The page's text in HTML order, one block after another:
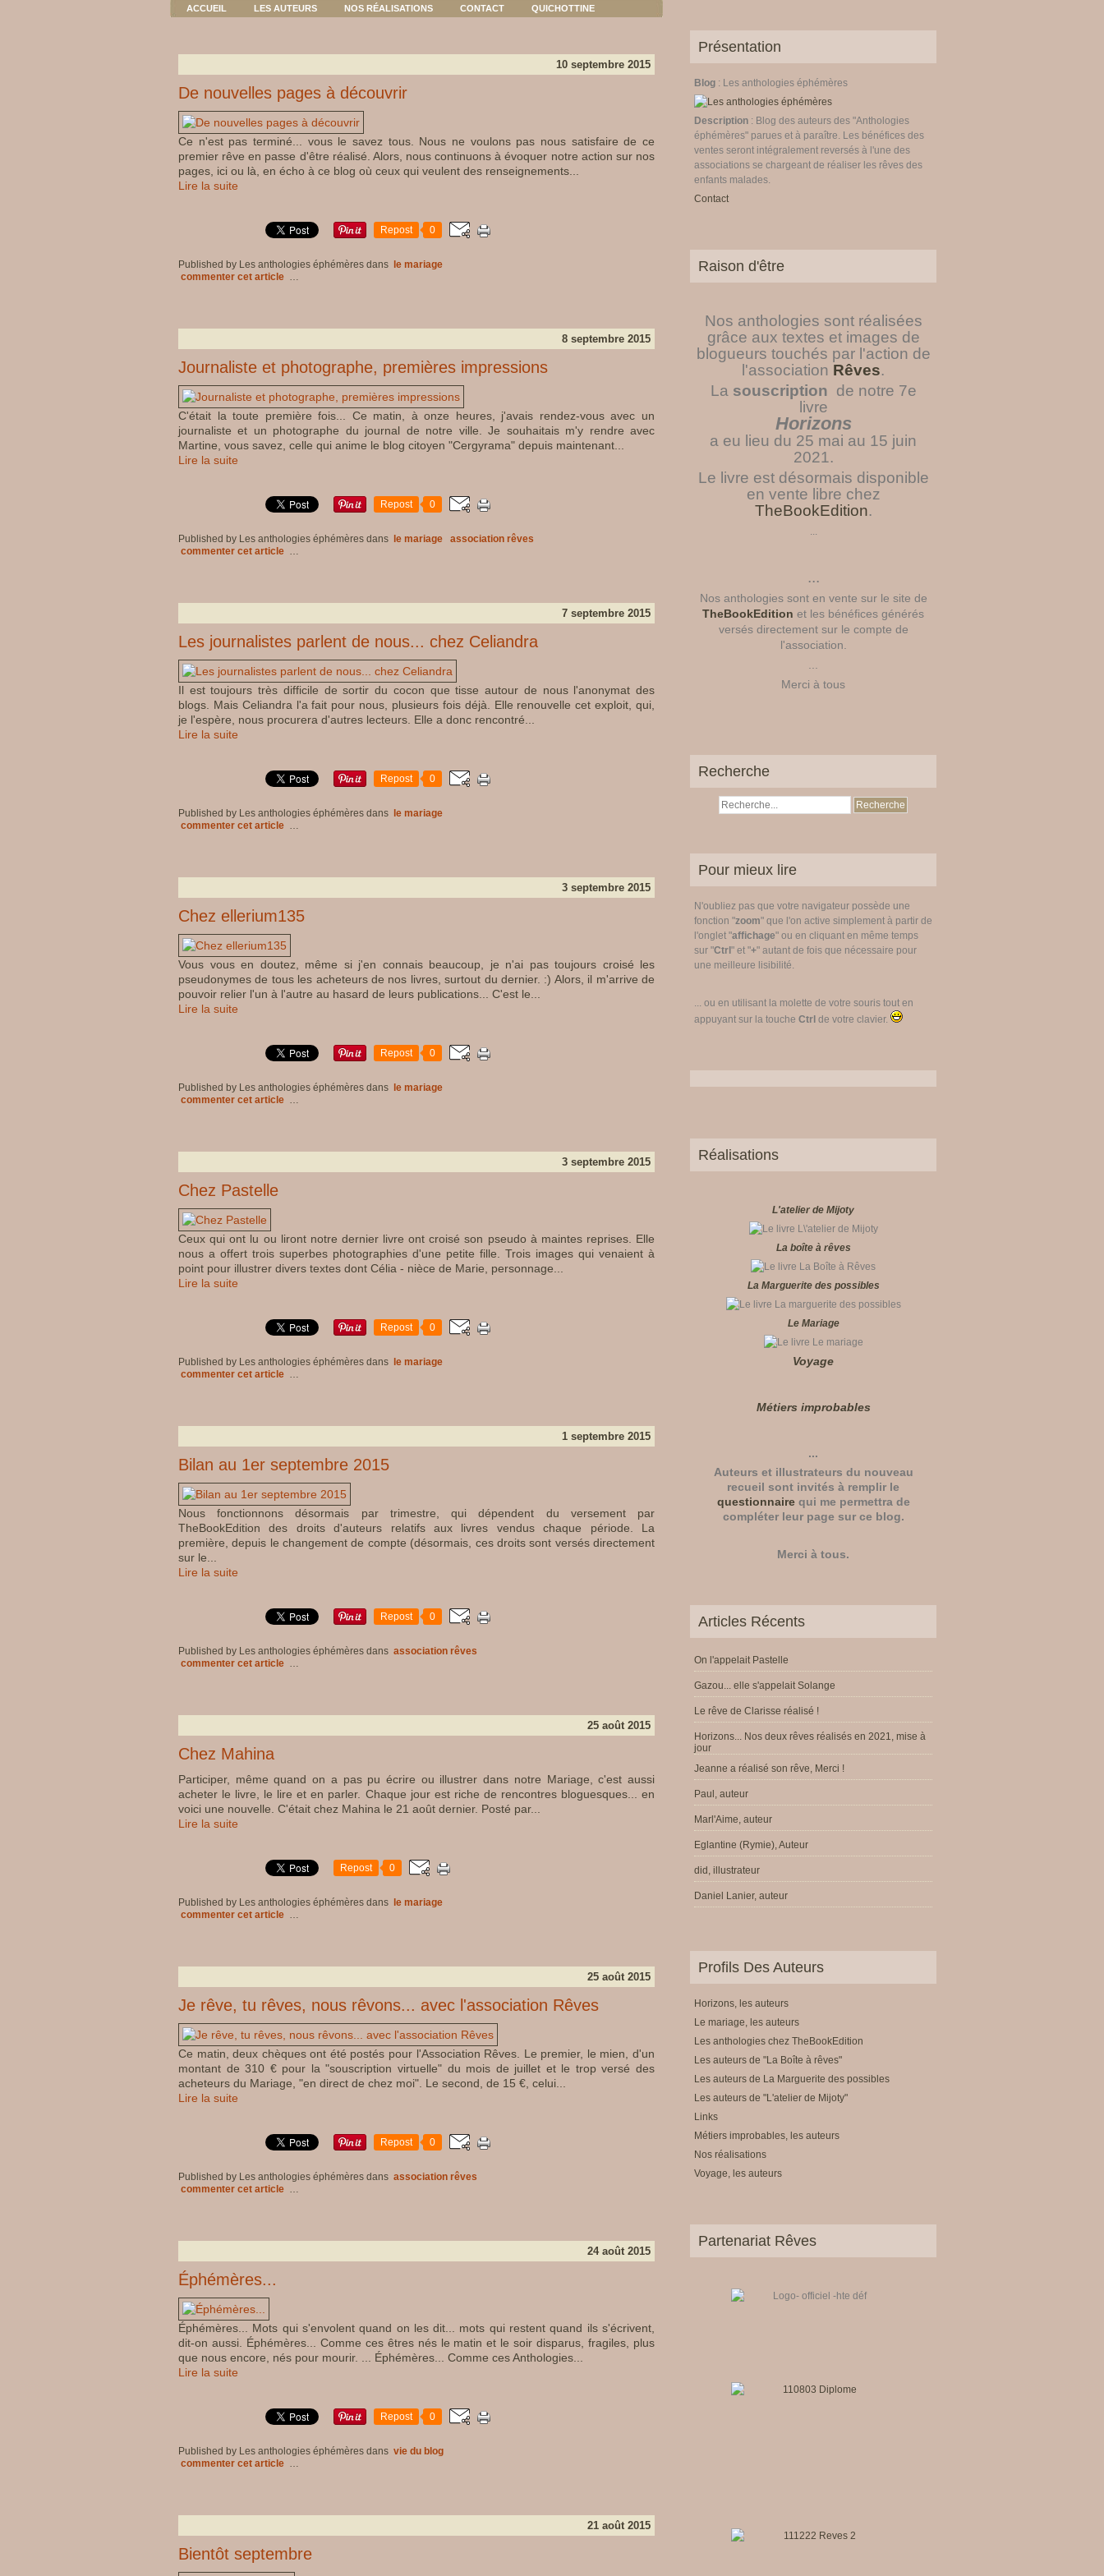
ACCUEIL LES AUTEURS NOS RÉALISATIONS CONTACT QUICHOTTINE
10 septembre 2015
De nouvelles pages à découvrir
Ce n'est pas terminé... vous le savez tous. Nous ne voulons pas nous satisfaire de ce
premier rêve en passe d'être réalisé. Alors, nous continuons à évoquer notre action sur nos
pages, ici ou là, en écho à ce blog où ceux qui veulent des renseignements...
Lire la suite
Repost 0
Published by Les anthologies éphémères dans
le mariage
commenter cet article …
8 septembre 2015
Journaliste et photographe, premières impressions
C'était la toute première fois... Ce matin, à onze heures, j'avais rendez-vous avec un
journaliste et un photographe du journal de notre ville. Je souhaitais m'y rendre avec
Martine, vous savez, celle qui anime le blog citoyen "Cergyrama" depuis maintenant...
Lire la suite
Repost 0
Published by Les anthologies éphémères dans le mariage
association rêves
commenter cet article …
7 septembre 2015
Les journalistes parlent de nous... chez Celiandra
Il est toujours très difficile de sortir du cocon que tisse autour de nous l'anonymat des
blogs. Mais Celiandra l'a fait pour nous, plusieurs fois déjà. Elle renouvelle cet exploit, qui,
je l'espère, nous procurera d'autres lecteurs. Elle a donc rencontré...
Lire la suite
Repost 0
Published by Les anthologies éphémères dans
le mariage
commenter cet article …
3 septembre 2015
Chez ellerium135
Vous vous en doutez, même si j'en connais beaucoup, je n'ai pas toujours croisé les
pseudonymes de tous les acheteurs de nos livres, surtout du dernier. :) Alors, il m'arrive de
pouvoir relier l'un à l'autre au hasard de leurs publications... C'est le...
Lire la suite
Repost 0
Published by Les anthologies éphémères dans
le mariage
commenter cet article …
3 septembre 2015
Chez Pastelle
Ceux qui ont lu ou liront notre dernier livre ont croisé son pseudo à maintes reprises. Elle
nous a offert trois superbes photographies d'une petite fille. Trois images qui venaient à
point pour illustrer divers textes dont Célia - nièce de Marie, personnage...
Lire la suite
Repost 0
Published by Les anthologies éphémères dans
le mariage
commenter cet article …
1 septembre 2015
Bilan au 1er septembre 2015
Nous fonctionnons désormais par trimestre, qui dépendent du versement par
TheBookEdition des droits d'auteurs relatifs aux livres vendus chaque période. La
première, depuis le changement de compte (désormais, ces droits sont versés directement
sur le...
Lire la suite
Repost 0
Published by Les anthologies éphémères dans association rêves
commenter cet article …
25 août 2015
Chez Mahina
Participer, même quand on a pas pu écrire ou illustrer dans notre Mariage, c'est aussi
acheter le livre, le lire et en parler. Chaque jour est riche de rencontres bloguesques... en
voici une nouvelle. C'était chez Mahina le 21 août dernier. Posté par...
Lire la suite
Repost 0
Published by Les anthologies éphémères dans
le mariage
commenter cet article …
25 août 2015
Je rêve, tu rêves, nous rêvons... avec l'association Rêves
Ce matin, deux chèques ont été postés pour l'Association Rêves. Le premier, le mien, d'un
montant de 310 € pour la "souscription virtuelle" du mois de juillet et le trop versé des
acheteurs du Mariage, "en direct de chez moi". Le second, de 15 €, celui...
Lire la suite
Repost 0
Published by Les anthologies éphémères dans association rêves
commenter cet article …
24 août 2015
Éphémères...
Éphémères... Mots qui s'envolent quand on les dit... mots qui restent quand ils s'écrivent,
dit-on aussi. Éphémères... Comme ces êtres nés le matin et le soir disparus, fragiles, plus
que nous encore, nés pour mourir. ... Éphémères... Comme ces Anthologies...
Lire la suite
Repost 0
Published by Les anthologies éphémères dans vie du blog
commenter cet article …
21 août 2015
Bientôt septembre
Présentation
Blog : Les anthologies éphémères
Description : Blog des auteurs des "Anthologies
éphémères" parues et à paraître. Les bénéfices des
ventes seront intégralement reversés à l'une des
associations se chargeant de réaliser les rêves des
enfants malades.
Contact
Raison d'être
Nos anthologies sont réalisées
grâce aux textes et images de
blogueurs touchés par l'action de
l'association Rêves.
La souscription de notre 7e
livre
Horizons
a eu lieu du 25 mai au 15 juin
2021.
Le livre est désormais disponible
en vente libre chez
TheBookEdition.
...
...
Nos anthologies sont en vente sur le site de
TheBookEdition et les bénéfices générés
versés directement sur le compte de
l'association.
Merci à tous
Recherche
Pour mieux lire
N'oubliez pas que votre navigateur possède une
fonction "zoom" que l'on active simplement à partir de
l'onglet "affichage" ou en cliquant en même temps
sur "Ctrl " et "+" autant de fois que nécessaire pour
une meilleure lisibilité.
... ou en utilisant la molette de votre souris tout en
appuyant sur la touche Ctrl de votre clavier.
Réalisations
L'atelier de Mijoty
La boîte à rêves
La Marguerite des possibles
Le Mariage
Voyage
Métiers improbables
...
Auteurs et illustrateurs du nouveau
recueil sont invités à remplir le
questionnairequi me permettra de
compléter leur page sur ce blog.
Merci à tous.
Articles Récents
On l'appelait Pastelle
Gazou... elle s'appelait Solange
Le rêve de Clarisse réalisé !
Horizons... Nos deux rêves réalisés en 2021, mise à
jour
Jeanne a réalisé son rêve, Merci !
Paul, auteur
Marl'Aime, auteur
Eglantine (Rymie), Auteur
did, illustrateur
Daniel Lanier, auteur
Profils Des Auteurs
Horizons, les auteurs
Le mariage, les auteurs
Les anthologies chez TheBookEdition
Les auteurs de "La Boîte à rêves"
Les auteurs de La Marguerite des possibles
Les auteurs de "L'atelier de Mijoty"
Links
Métiers improbables, les auteurs
Nos réalisations
Voyage, les auteurs
Partenariat Rêves